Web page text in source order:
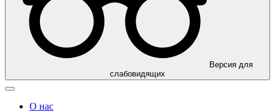
Версия для
слабовидящих
О нас